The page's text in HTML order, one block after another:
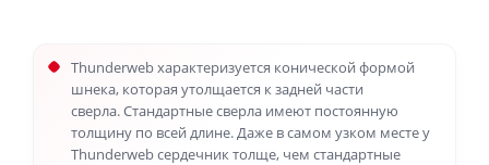
Thunderweb характеризуется конической формой
шнека, которая утолщается к задней части
сверла.Стандартные сверла имеют постоянную
толщину по всей длине. Даже в самом узком месте у
Thunderweb сердечник толще, чем стандартные